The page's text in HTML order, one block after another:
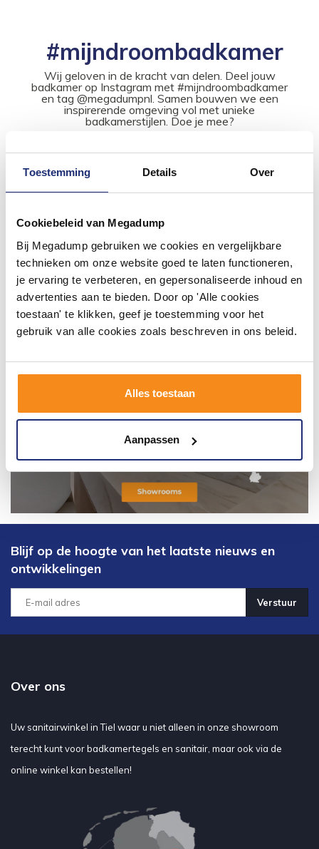
Toestemming Details Over
Cookiebeleid van Megadump
Bij Megadump gebruiken we cookies en vergelijkbare
technieken om onze website goed te laten functioneren,
je ervaring te verbeteren, en gepersonaliseerde inhoud en
advertenties aan te bieden. Door op 'Alle cookies
toestaan' te klikken, geef je toestemming voor het
gebruik van alle cookies zoals beschreven in ons beleid.
Alles toestaan
Aanpassen
#mijndroombadkamer
Wij geloven in de kracht van delen. Deel jouw
badkamer op Instagram met #mijndroombadkamer
en tag @megadumpnl. Samen bouwen we een
inspirerende omgeving vol met unieke
badkamerstijlen. Doe je mee?
Blijf op de hoogte van het laatste nieuws en
ontwikkelingen
Verstuur
Over ons
Uw sanitairwinkel in Tiel waar u niet alleen in onze showroom
terecht kunt voor badkamertegels en sanitair, maar ook via de
online winkel kan bestellen!